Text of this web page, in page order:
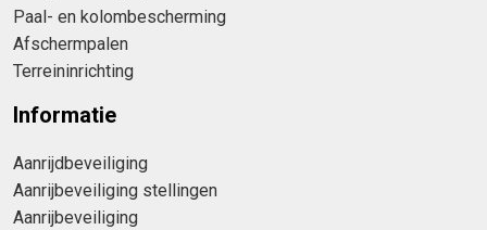
Paal- en kolombescherming
Afschermpalen
Terreininrichting
Informatie
Aanrijdbeveiliging
Aanrijbeveiliging stellingen
Aanrijbeveiliging